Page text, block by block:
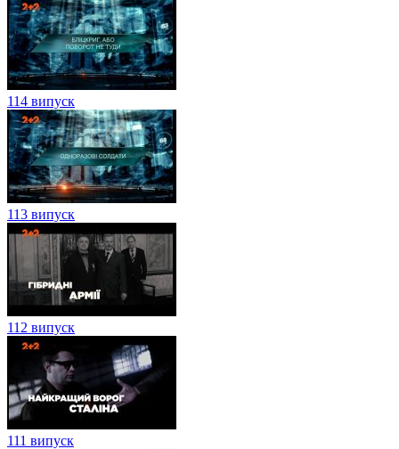
114 випуск
113 випуск
112 випуск
111 випуск